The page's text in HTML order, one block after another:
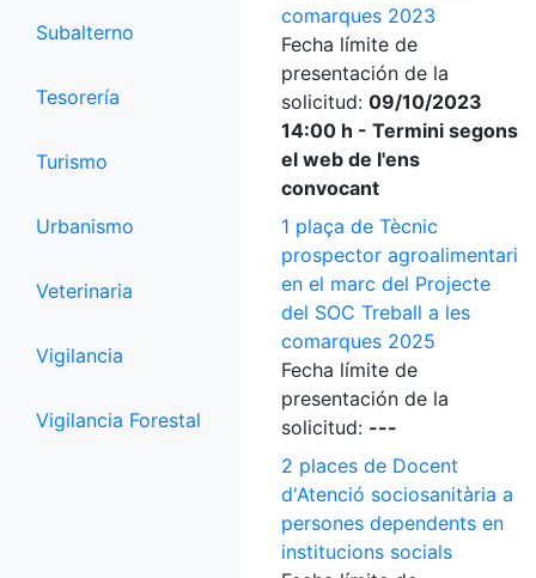
Subalterno
Tesorería
Turismo
Urbanismo
Veterinaria
Vigilancia
Vigilancia Forestal
comarques 2023
Fecha límite de
presentación de la
solicitud: 09/10/2023
14:00 h - Termini segons
el web de l'ens
convocant
1 plaça de Tècnic
prospector agroalimentari
en el marc del Projecte
del SOC Treball a les
comarques 2025
Fecha límite de
presentación de la
solicitud: ---
2 places de Docent
d'Atenció sociosanitària a
persones dependents en
institucions socials